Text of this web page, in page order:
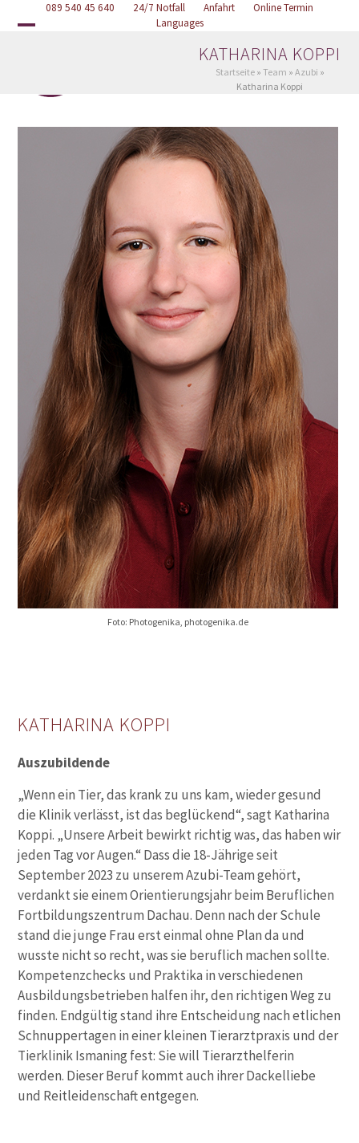
089 540 45 640 24/7 Notfall Anfahrt Online Termin
Languages
menu
menu
KATHARINA KOPPI
Startseite» Team » Azubi »
Katharina Koppi
Foto: Photogenika, photogenika.de
KATHARINA KOPPI
Auszubildende
„Wenn ein Tier, das krank zu uns kam, wieder gesund
die Klinik verlässt, ist das beglückend“, sagt Katharina
Koppi. „Unsere Arbeit bewirkt richtig was, das haben wir
jeden Tag vor Augen.“ Dass die 18-Jährige seit
September 2023 zu unserem Azubi-Team gehört,
verdankt sie einem Orientierungsjahr beim Beruflichen
Fortbildungszentrum Dachau. Denn nach der Schule
stand die junge Frau erst einmal ohne Plan da und
wusste nicht so recht, was sie beruflich machen sollte.
Kompetenzchecks und Praktika in verschiedenen
Ausbildungsbetrieben halfen ihr, den richtigen Weg zu
finden. Endgültig stand ihre Entscheidung nach etlichen
Schnuppertagen in einer kleinen Tierarztpraxis und der
Tierklinik Ismaning fest: Sie will Tierarzthelferin
werden. Dieser Beruf kommt auch ihrer Dackelliebe
und Reitleidenschaft entgegen.